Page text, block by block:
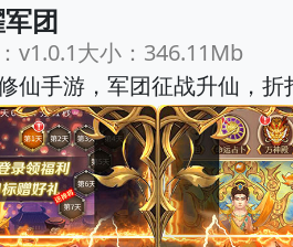
团
v1.0.1大小：346.11Mb
仙手游，军团征战升仙，折